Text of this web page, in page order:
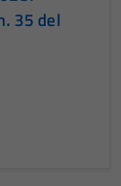
35 del